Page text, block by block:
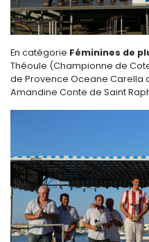
En catégorie Féminines de
Théoule (Championne de
de Provence Oceane Carella
Amandine Conte de Saint